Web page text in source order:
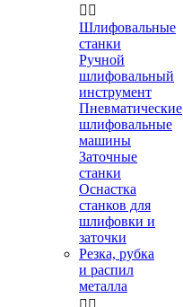
 
Шлифовальные
станки
Ручной
шлифовальный
инструмент
Пневматические
шлифовальные
машины
Заточные
станки
Оснастка
станков для
шлифовки и
заточки
Резка, рубка
и распил
металла